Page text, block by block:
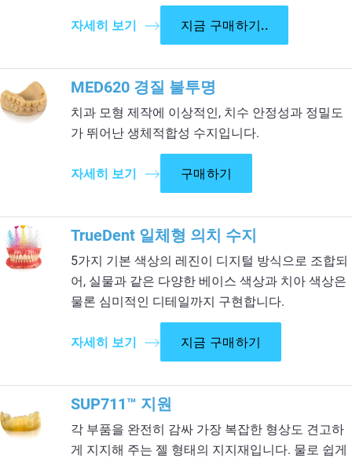
자세히 보기 지금 구매하기..
MED620 경질 불투명
치과 모형 제작에 이상적인, 치수 안정성과 정밀도
가 뛰어난 생체적합성 수지입니다.
자세히 보기 구매하기
TrueDent 일체형 의치 수지
5가지 기본 색상의 레진이 디지털 방식으로 조합되
어, 실물과 같은 다양한 베이스 색상과 치아 색상은
물론 심미적인 디테일까지 구현합니다.
자세히 보기 지금 구매하기
SUP711™ 지원​
각 부품을 완전히 감싸 가장 복잡한 형상도 견고하
게 지지해 주는 젤 형태의 지지재입니다. 물로 쉽게